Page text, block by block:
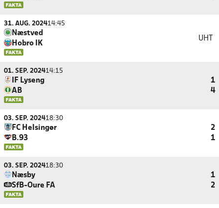
31. AUG. 202414:45
Næstved
Hobro IK
UHT
01. SEP. 202414:15
IF Lyseng
1
AB
4
03. SEP. 202418:30
FC Helsingør
2
B.93
1
03. SEP. 202418:30
Næsby
1
SfB-Oure FA
2